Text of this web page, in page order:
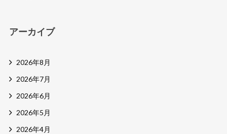
アーカイブ
2026年8月
2026年7月
2026年6月
2026年5月
2026年4月